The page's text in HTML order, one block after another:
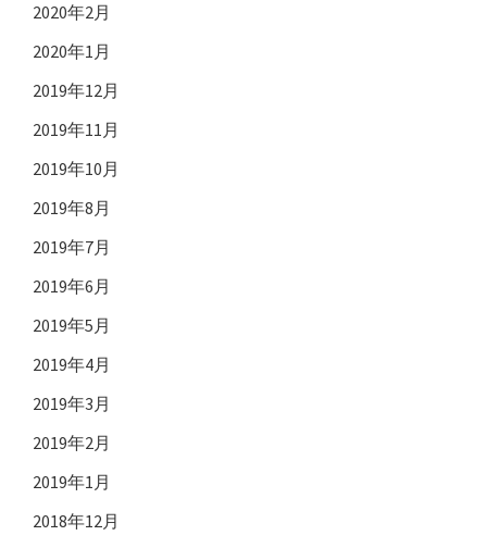
2020年2月
2020年1月
2019年12月
2019年11月
2019年10月
2019年8月
2019年7月
2019年6月
2019年5月
2019年4月
2019年3月
2019年2月
2019年1月
2018年12月